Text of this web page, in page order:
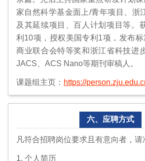
家自然科学基金面上/青年项目、浙
及其延续项目、百人计划项目等。
利10项，授权美国专利1项，发布
商业联合会特等奖和浙江省科技进
JACS、ACS Nano等期刊审稿人。
课题组主页： https://
六、应聘方式
凡符合招聘岗位要求且有意向者，请
1. 个人简历